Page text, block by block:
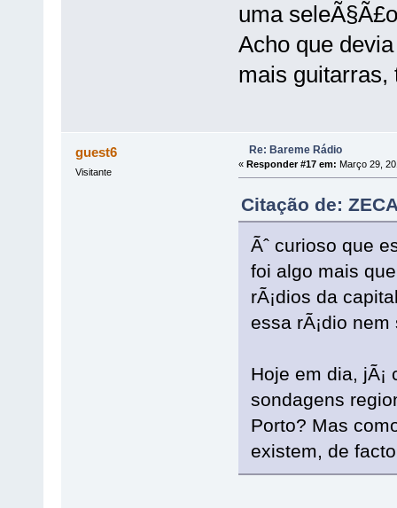
uma
Acho que
mais
guest6
Visitante
Re: Bareme Rádio
« Responder #17 em: Março 29,
Citação de:
Ãˆ curioso que
foi algo mais
rÃ¡dios da
essa rÃ¡dio
Hoje em dia,
sondagens
Porto? Mas
existem, de